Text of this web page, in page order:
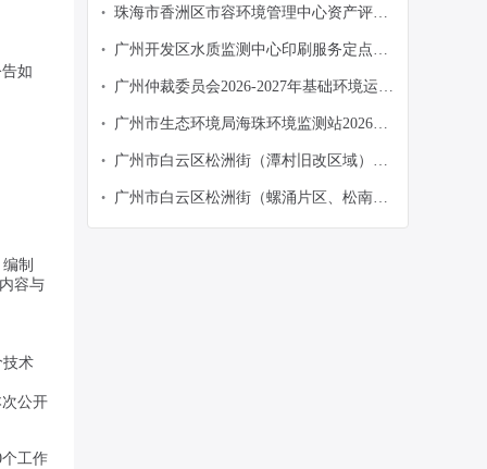
如
制
容与
技术
公开
工作
• 珠海市香洲区市容环境管理中心资产评估
1885047
•
广州开发区水质监测中心印刷服务定点议
•
广州仲裁委员会2026-2027年基础环境运维
•
广州市生态环境局海珠环境监测站2026年
告
•
广州市白云区松洲街（潭村旧改区域）环
标公告
•
广州市白云区松洲街（螺涌片区、松南片